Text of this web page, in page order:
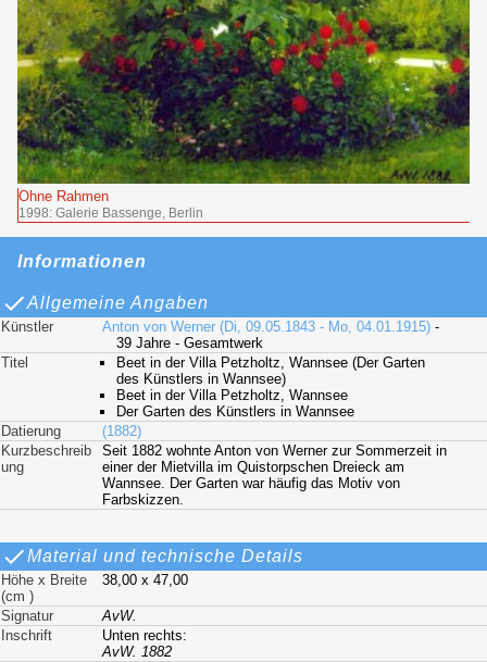
Ohne Rahmen
1998: Galerie Bassenge, Berlin
Informationen
Allgemeine Angaben
Künstler Anton von Werner (Di, 09.05.1843 - Mo, 04.01.1915) -
39 Jahre - Gesamtwerk
Titel
Beet in der Villa Petzholtz, Wannsee (Der Garten
des Künstlers in Wannsee)
Beet in der Villa Petzholtz, Wannsee
Der Garten des Künstlers in Wannsee
Datierung
(1882)
Kurzbeschreib
ung
Seit 1882 wohnte Anton von Werner zur Sommerzeit in
einer der Mietvilla im Quistorpschen Dreieck am
Wannsee. Der Garten war häufig das Motiv von
Farbskizzen.
Material und technische Details
Höhe x Breite
(cm )
38,00 x 47,00
Signatur
AvW.
Inschrift
Unten rechts:
AvW. 1882